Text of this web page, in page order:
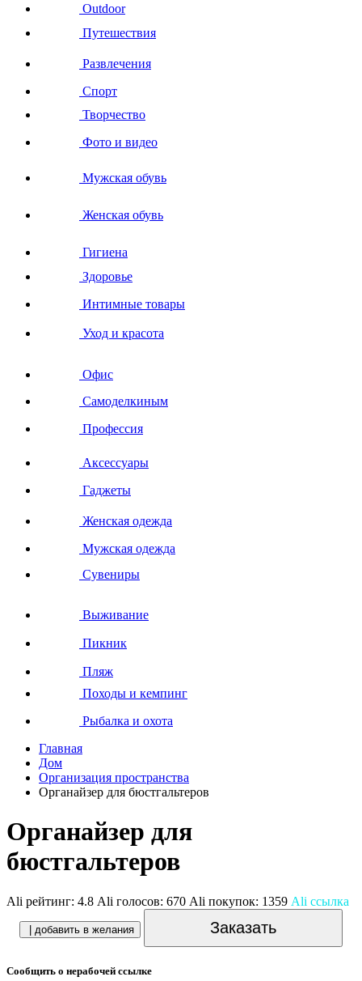
Outdoor
Путешествия
Развлечения
Спорт
Творчество
Фото и видео
Мужская обувь
Женская обувь
Гигиена
Здоровье
Интимные товары
Уход и красота
Офис
Самоделкиным
Профессия
Аксессуары
Гаджеты
Женская одежда
Мужская одежда
Сувениры
Выживание
Пикник
Пляж
Походы и кемпинг
Рыбалка и охота
Главная
Дом
Организация пространства
Органайзер для бюстгальтеров
Органайзер для
бюстгальтеров
Ali рейтинг: 4.8 Ali голосов: 670 Ali покупок: 1359 Ali ссылка
| добавить в желания Заказать
Сообщить о нерабочей ссылке